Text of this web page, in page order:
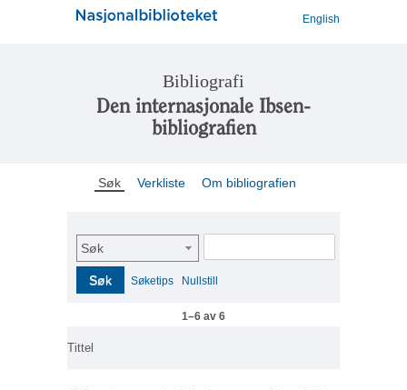
English
Bibliografi
Den internasjonale Ibsen-
bibliografien
Søk Verkliste Om bibliografien
Søk
Søk Søketips Nullstill
1–6 av 6
Tittel